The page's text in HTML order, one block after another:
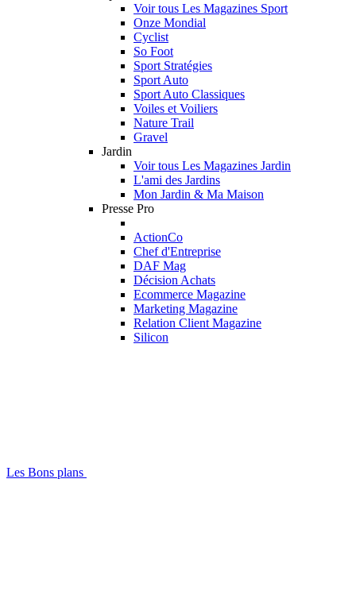
Voir tous Les Magazines Sport
Onze Mondial
Cyclist
So Foot
Sport Stratégies
Sport Auto
Sport Auto Classiques
Voiles et Voiliers
Nature Trail
Gravel
Jardin
Voir tous Les Magazines Jardin
L'ami des Jardins
Mon Jardin & Ma Maison
Presse Pro
ActionCo
Chef d'Entreprise
DAF Mag
Décision Achats
Ecommerce Magazine
Marketing Magazine
Relation Client Magazine
Silicon
Les Bons plans